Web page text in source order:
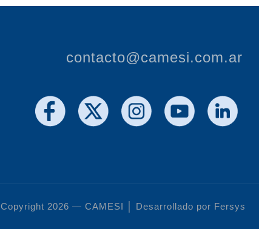
contacto@camesi.com.ar
Copyright 2026 — CAMESI │ Desarrollado por Fersys